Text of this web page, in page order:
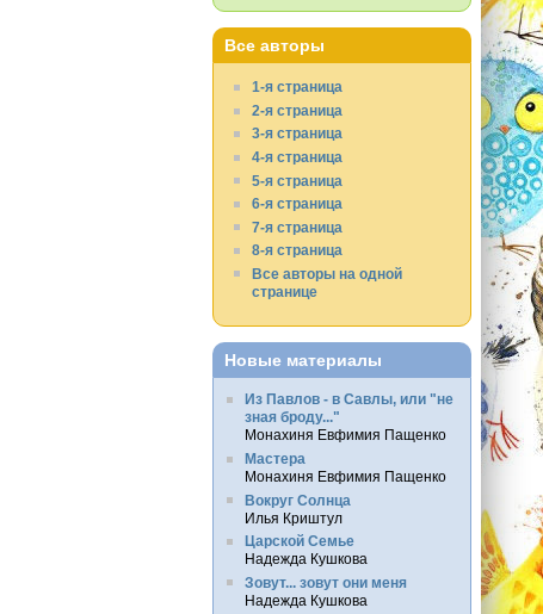
Все авторы
1-я страница
2-я страница
3-я страница
4-я страница
5-я страница
6-я страница
7-я страница
8-я страница
Все авторы на одной
странице
Новые материалы
Из Павлов - в Савлы, или "не
зная броду..."
Монахиня Евфимия Пащенко
Мастера
Монахиня Евфимия Пащенко
Вокруг Солнца
Илья Криштул
Царской Семье
Надежда Кушкова
Зовут... зовут они меня
Надежда Кушкова